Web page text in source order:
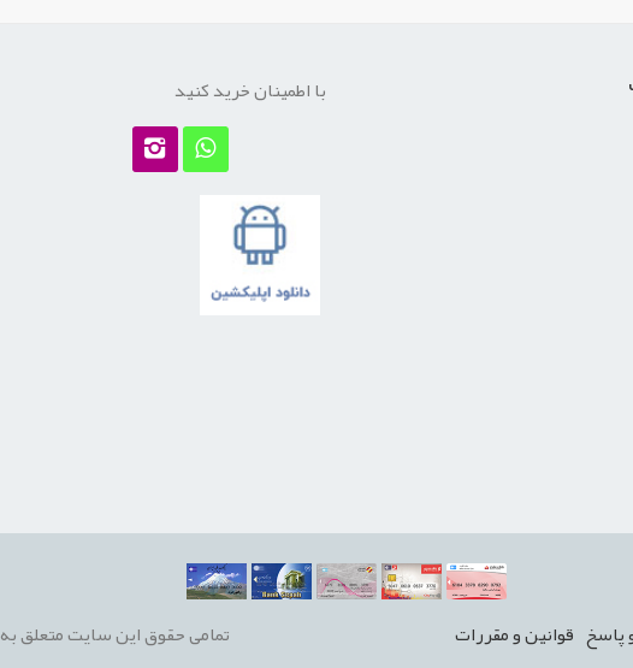
با اطمینان خرید کنید
قوانين و مقررات تمامی حقوق این سایت متعلق